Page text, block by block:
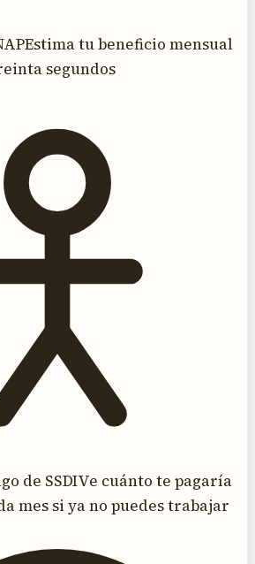
Estima tu beneficio mensual
segundos
de SSDIVe cuánto te pagaría
mes si ya no puedes trabajar